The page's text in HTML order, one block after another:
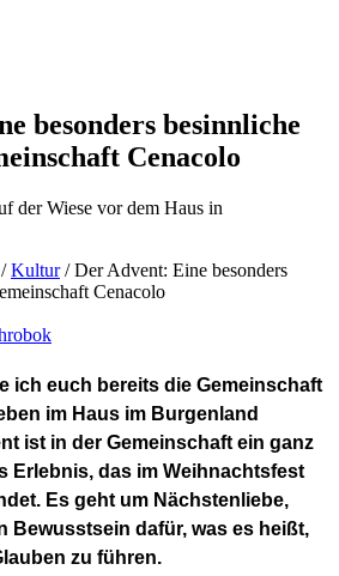
besonders besinnliche
Cenacolo
der Wiese vor dem Haus in
/ Kultur /Der Advent: Eine besonders
Cenacolo
ich euch bereits die Gemeinschaft
im Haus im Burgenland
ist in der Gemeinschaft ein ganz
Erlebnis, das im Weihnachtsfest
Es geht um Nächstenliebe,
Bewusstsein dafür, was es heißt,
zu führen.